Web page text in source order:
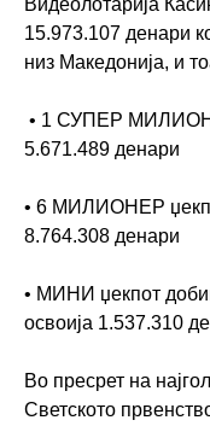
Видеолотарија
15.973.107 денари
низ Македонија, и
• 1 СУПЕР
5.671.489 денари
• 6 МИЛИОНЕР
8.764.308 денари
• МИНИ џекпот
освоија 1.537.310
Во пресрет на
Светското